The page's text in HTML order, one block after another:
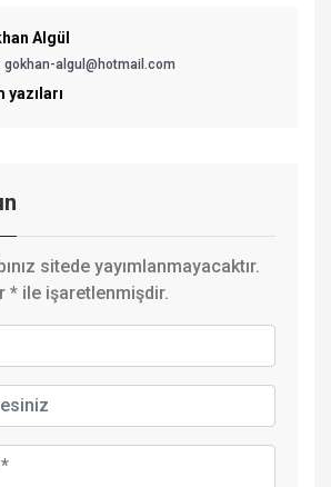
Algül
gokhan-algul@hotmail.com
yazıları
sitede yayımlanmayacaktır.
* ile işaretlenmişdir.